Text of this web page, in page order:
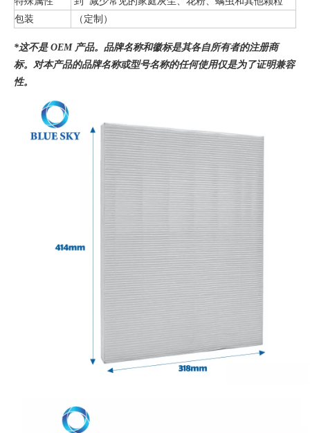
包装
（定制）
*这不是 OEM 产品。品牌名称和徽标是其各自所有者的注册商
标。对本产品的品牌名称或型号名称的任何使用仅是为了证明兼容
性。